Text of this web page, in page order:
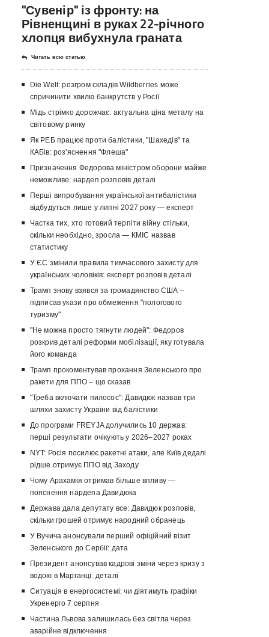
"Сувенір" із фронту: на
Рівненщині в руках 22-річного
хлопця вибухнула граната
Читать всю статью
Die Welt: розгром складів Wildberries може
спричинити хвилю банкрутств у Росії
Мідь стрімко дорожчає: актуальна ціна металу на
світовому ринку
Як РЕБ працює проти балістики, "Шахедів" та
КАБів: роз'яснення "Флеша"
Призначення Федорова міністром оборони майже
неможливе: нардеп розповів деталі
Перші випробування української антибалістики
відбудуться лише у липні 2027 року — експерт
Частка тих, хто готовий терпіти війну стільки,
скільки необхідно, зросла — КМІС назвав
статистику
У ЄС змінили правила тимчасового захисту для
українських чоловіків: експерт розповів деталі
Трамп знову взявся за громадянство США –
підписав укази про обмеження "пологового
туризму"
"Не можна просто тягнути людей": Федоров
розкрив деталі реформи мобілізації, яку готувала
його команда
Трамп прокоментував прохання Зеленського про
ракети для ППО – що сказав
"Треба включати пилосос": Давидюк назвав три
шляхи захисту України від балістики
До програми FREYJA долучились 10 держав:
перші результати очікують у 2026–2027 роках
NYT: Росія посилює ракетні атаки, але Київ дедалі
рідше отримує ППО від Заходу
Чому Арахамія отримав більше впливу —
пояснення нардепа Давидюка
Держава дала депутату все: Давидюк розповів,
скільки грошей отримує народний обранець
У Вучича анонсували перший офіційний візит
Зеленського до Сербії: дата
Президент анонсував кадрові зміни через кризу з
водою в Марганці: деталі
Ситуація в енергосистемі: чи діятимуть графіки
Укренерго 7 серпня
Частина Львова залишилась без світла через
аварійне відключення